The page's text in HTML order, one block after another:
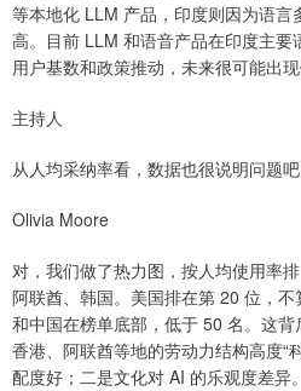
等本地化 LLM 产品，印度则因为语言
高。目前 LLM 和语音产品在印度主
用户基数和政策推动，未来很可能出
主持人
从人均采纳率看，数据也很说明问题吧
Olivia Moore
对，我们做了热力图，按人均使用率
阿联酋、韩国。美国排在第 20 位，
和中国在榜单底部，低于 50 名。这背
香港、阿联酋等地的劳动力结构高度“
配度好；二是文化对 AI 的乐观度差异。